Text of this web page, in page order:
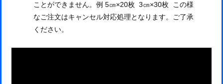
ことができません。例 5㎝×20枚 3㎝×30枚 この様
なご注文はキャンセル対応処理となります。ご了承
ください。